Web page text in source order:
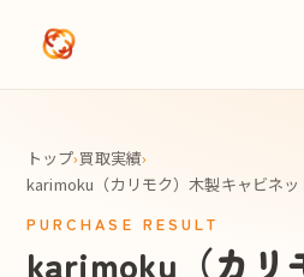
トップ›買取実績›
karimoku（カリモク）木製キャビネ
PURCHASE RESULT
karimoku（カリ